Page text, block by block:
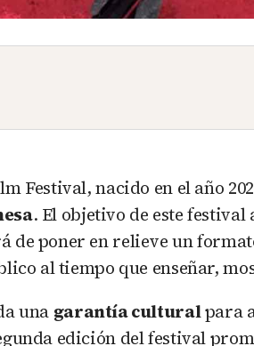
Festival, nacido en el año
. El objetivo de este
de poner en relieve un
al tiempo que enseñar,
una garantía culturalpara
edición del festival